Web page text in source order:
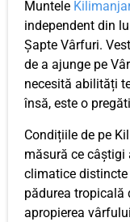
Muntele
independent din
Șapte Vârfuri.
de a ajunge pe
necesită abilități
însă, este o
Condițiile de pe
măsură ce câștigi
climatice
pădurea tropicală
apropierea